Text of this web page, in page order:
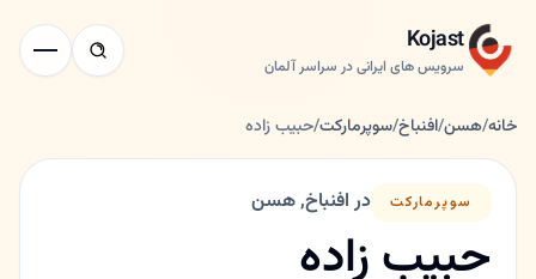
Kojast
سرویس های ایرانی در سراسر آلمان
خانه/هسن/افنباخ/سوپرمارکت/حبیب زاده
سوپرمارکت در افنباخ, هسن
حبیب زاده